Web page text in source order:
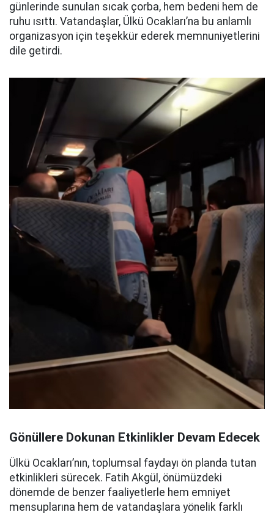
günlerinde sunulan sıcak çorba, hem bedeni hem de
ruhu ısıttı. Vatandaşlar, Ülkü Ocakları’na bu anlamlı
organizasyon için teşekkür ederek memnuniyetlerini
dile getirdi.
Gönüllere Dokunan Etkinlikler Devam Edecek
Ülkü Ocakları’nın, toplumsal faydayı ön planda tutan
etkinlikleri sürecek. Fatih Akgül, önümüzdeki
dönemde de benzer faaliyetlerle hem emniyet
mensuplarına hem de vatandaşlara yönelik farklı